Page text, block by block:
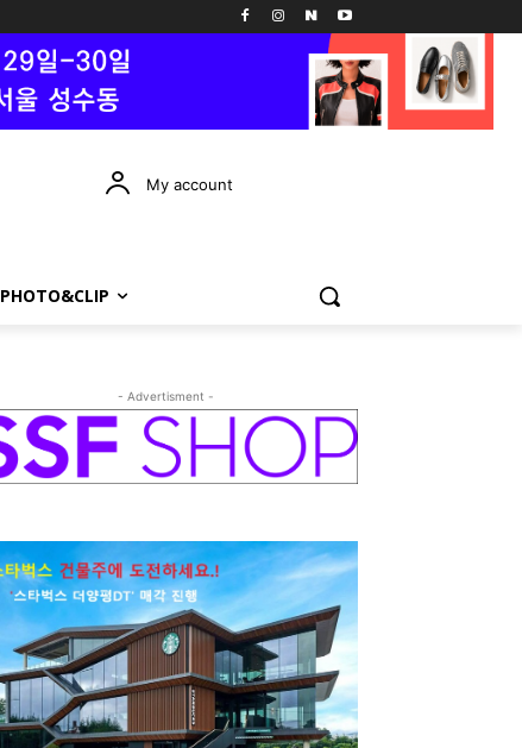
My account
PHOTO&CLIP
- Advertisment -